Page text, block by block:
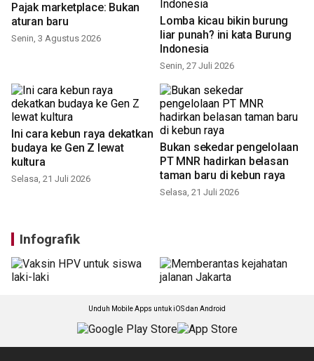
Pajak marketplace: Bukan
aturan baru
Senin, 3 Agustus 2026
Lomba kicau bikin burung
liar punah? ini kata Burung
Indonesia
Senin, 27 Juli 2026
Ini cara kebun raya dekatkan
budaya ke Gen Z lewat
kultura
Selasa, 21 Juli 2026
Bukan sekedar pengelolaan
PT MNR hadirkan belasan
taman baru di kebun raya
Selasa, 21 Juli 2026
Infografik
Unduh Mobile Apps untuk iOS dan Android